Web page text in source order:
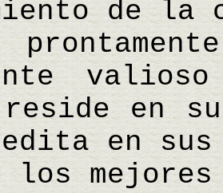
de la
reside en
en sus
los mejores